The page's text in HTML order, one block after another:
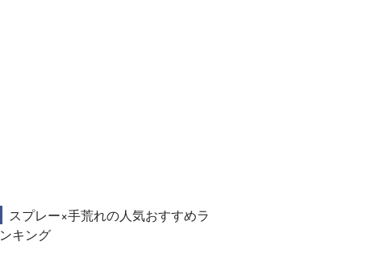
スプレー×手荒れの人気おすすめラ
ンキング